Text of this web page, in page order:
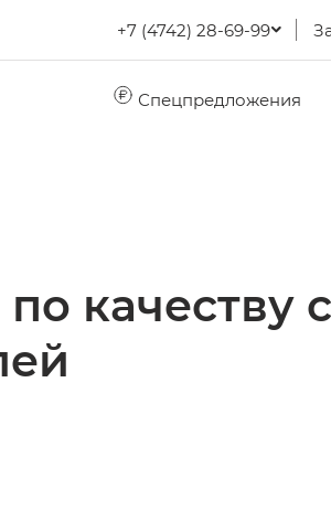
+7 (4742) 28-69-99
Спецпредложения
качеству